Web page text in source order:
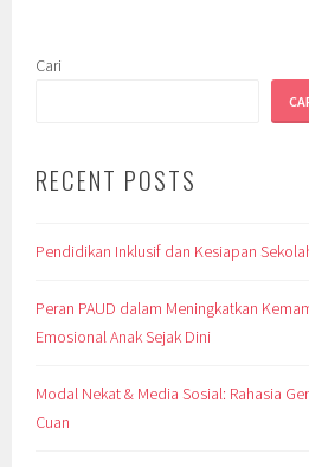
Cari
RECENT POSTS
Pendidikan Inklusif dan Kesiapan
Peran PAUD dalam Meningkatkan
Emosional Anak Sejak Dini
Modal Nekat & Media Sosial: Rahasia
Cuan